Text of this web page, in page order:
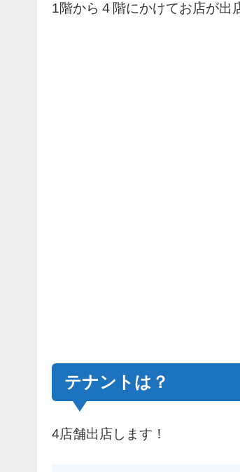
1階から４階にかけてお店が出
テナントは？
4店舗出店します！